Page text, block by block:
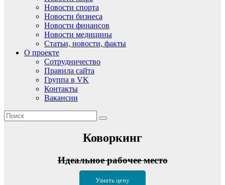
Новости спорта
Новости бизнеса
Новости финансов
Новости медицины
Статьи, новости, факты
О проекте
Сотрудничество
Правила сайта
Группа в VK
Контакты
Вакансии
Коворкинг
Идеальное рабочее место
Узнать цену